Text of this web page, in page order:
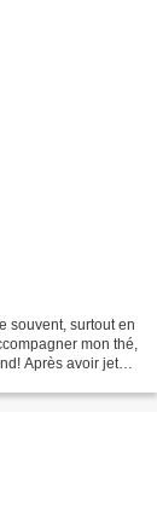
souvent, surtout en
mon thé,
Après avoir jeté